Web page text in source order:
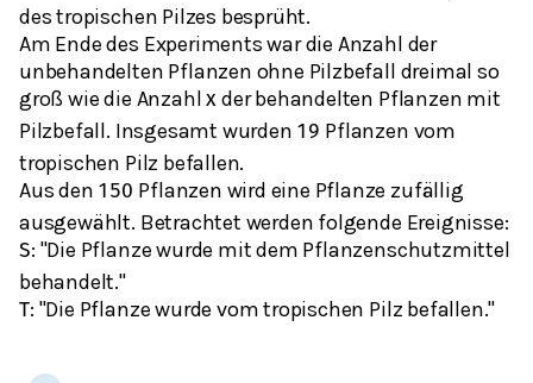
des tropischen Pilzes besprüht.
Am Ende des Experiments war die Anzahl der
unbehandelten Pflanzen ohne Pilzbefall dreimal so
groß wie die Anzahlx der behandelten Pflanzen mit
Pilzbefall. Insgesamt wurden 19 Pflanzen vom
tropischen Pilz befallen.
Aus den 150 Pflanzen wird eine Pflanze zufällig
ausgewählt. Betrachtet werden folgende Ereignisse:
S: "Die Pflanze wurde mit dem Pflanzenschutzmittel
behandelt."
T: "Die Pflanze wurde vom tropischen Pilz befallen."